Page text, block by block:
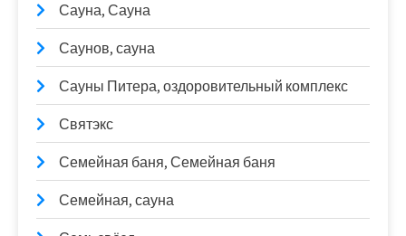
Сауна, Сауна
Саунов, сауна
Сауны Питера, оздоровительный комплекс
Святэкс
Семейная баня, Семейная баня
Семейная, сауна